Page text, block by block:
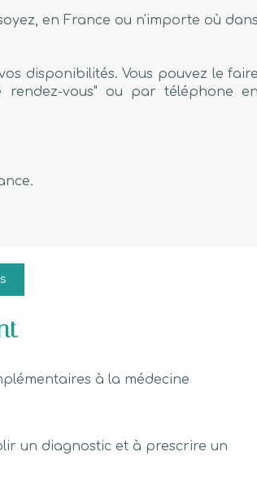
en France ou n'importe où dans
disponibilités. Vous pouvez le faire
vous" ou par téléphone en
à la médecine
un diagnostic et à prescrire un